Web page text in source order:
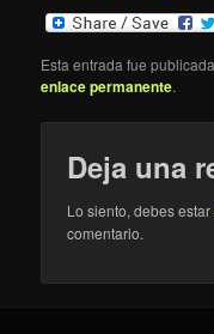
Esta entrada fue
enlace permanente.
Deja una
Lo siento, debes estar
comentario.